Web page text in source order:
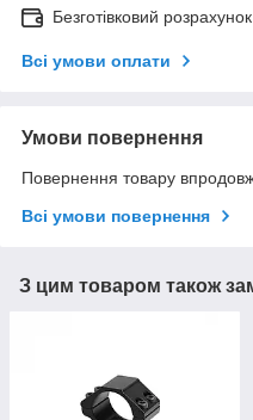
Безготівковий
Всі умови оплати
Умови повернення
Повернення товару
Всі умови повернення
З цим товаром також